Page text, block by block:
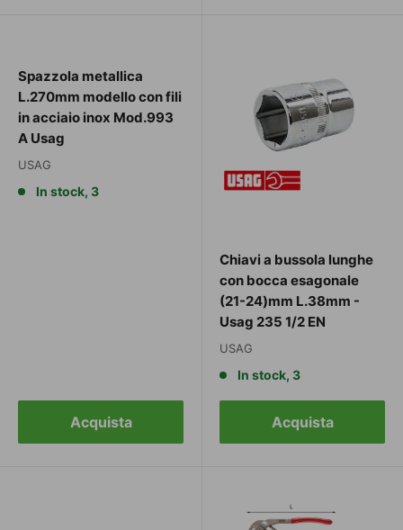
Spazzola metallica
L.270mm modello con fili
in acciaio inox Mod.993
A Usag
USAG
In stock, 3
Acquista
Chiavi a bussola lunghe
con bocca esagonale
(21-24)mm L.38mm -
Usag 235 1/2 EN
USAG
In stock, 3
Acquista